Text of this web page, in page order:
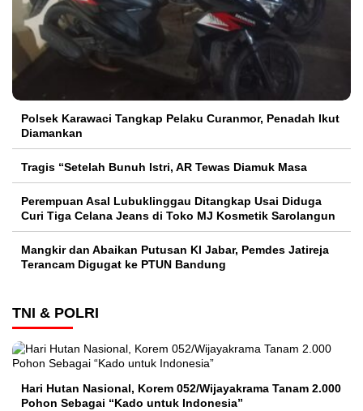
Polsek Karawaci Tangkap Pelaku Curanmor, Penadah Ikut
Diamankan
Tragis “Setelah Bunuh Istri, AR Tewas Diamuk Masa
Perempuan Asal Lubuklinggau Ditangkap Usai Diduga
Curi Tiga Celana Jeans di Toko MJ Kosmetik Sarolangun
Mangkir dan Abaikan Putusan KI Jabar, Pemdes Jatireja
Terancam Digugat ke PTUN Bandung
TNI & POLRI
Hari Hutan Nasional, Korem 052/Wijayakrama Tanam 2.000
Pohon Sebagai “Kado untuk Indonesia”